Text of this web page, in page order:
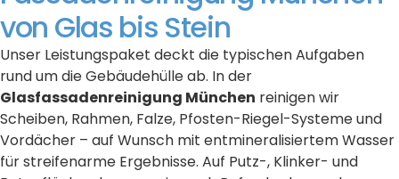
von Glas bis Stein
Unser Leistungspaket deckt die typischen Aufgaben
rund um die Gebäudehülle ab. In der
Glasfassadenreinigung München reinigen wir
Scheiben, Rahmen, Falze, Pfosten-Riegel-Systeme und
Vordächer – auf Wunsch mit entmineralisiertem Wasser
für streifenarme Ergebnisse. Auf Putz-, Klinker- und